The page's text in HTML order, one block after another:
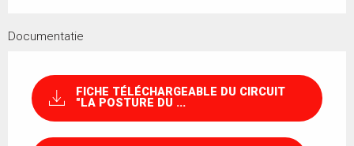
Documentatie
FICHE TÉLÉCHARGEABLE DU CIRCUIT
"LA POSTURE DU ...